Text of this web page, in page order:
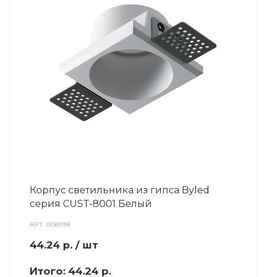
Корпус светильника из гипса Byled
серия CUST-8001 Белый
АРТ.008998
44.24 р. / шт
Итого: 44.24 р.